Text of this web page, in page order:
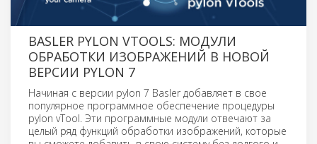
BASLER PYLON VTOOLS: МОДУЛИ
ОБРАБОТКИ ИЗОБРАЖЕНИЙ В НОВОЙ
ВЕРСИИ PYLON 7
Начиная с версии pylon 7 Basler добавляет в свое
популярное программное обеспечение процедуры
pylon vTool. Эти программные модули отвечают за
целый ряд функций обработки изображений, которые